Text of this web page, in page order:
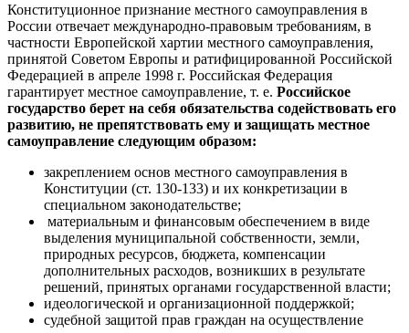
Конституционное признание местного самоуправления в
России отвечает международно-правовым требованиям, в
частности Европейской хартии местного самоуправления,
принятой Советом Европы и ратифицированной Российской
Федерацией в апреле 1998 г. Российская Федерация
гарантирует местное самоуправление, т. е. Российское
государство берет на себя обязательства содействовать его
развитию, не препятствовать ему и защищать местное
самоуправление следующим образом:
закреплением основ местного самоуправления в
Конституции (ст. 130-133) и их конкретизации в
специальном законодательстве;
материальным и финансовым обеспечением в виде
выделения муниципальной собственности, земли,
природных ресурсов, бюджета, компенсации
дополнительных расходов, возникших в результате
решений, принятых органами государственной власти;
идеологической и организационной поддержкой;
судебной защитой прав граждан на осуществление